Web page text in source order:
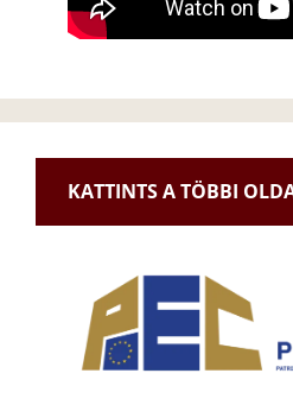
KATTINTS A TÖBBI